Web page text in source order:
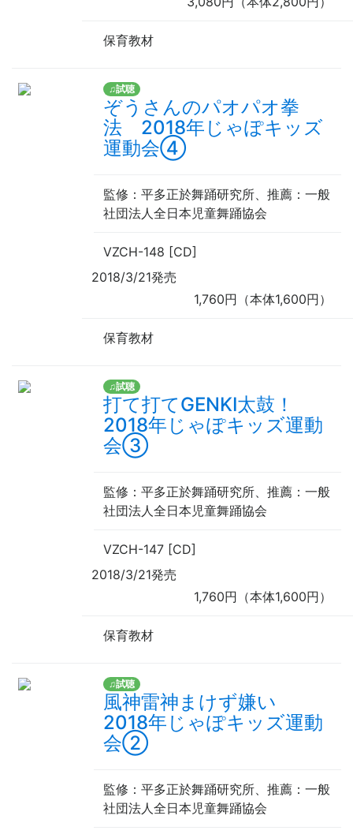
保育教材
♫試聴
ぞうさんのパオパオ拳
法 2018年じゃぽキッズ
運動会④
監修 ：平多正於舞踊研究所、 推薦 ：一般
社団法人全日本児童舞踊協会
VZCH-148 [CD]
2018/3/21発売
1,760円（本体1,600円）
保育教材
♫試聴
打て打てGENKI太鼓！
2018年じゃぽキッズ運動
会③
監修 ：平多正於舞踊研究所、 推薦 ：一般
社団法人全日本児童舞踊協会
VZCH-147 [CD]
2018/3/21発売
1,760円（本体1,600円）
保育教材
♫試聴
風神雷神まけず嫌い
2018年じゃぽキッズ運動
会②
監修 ：平多正於舞踊研究所、 推薦 ：一般
社団法人全日本児童舞踊協会